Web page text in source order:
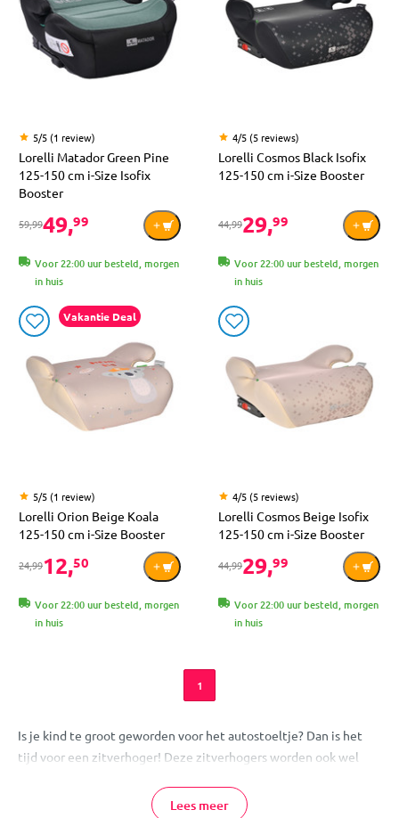
5/5 (1 review)
Lorelli Matador Green Pine
125-150 cm i-Size Isofix
Booster
59,9949,99
Voor 22:00 uur besteld, morgen
in huis
4/5 (5 reviews)
Lorelli Cosmos Black Isofix
125-150 cm i-Size Booster
44,9929,99
Voor 22:00 uur besteld, morgen
in huis
Vakantie Deal
5/5 (1 review)
Lorelli Orion Beige Koala
125-150 cm i-Size Booster
24,9912,50
Voor 22:00 uur besteld, morgen
in huis
4/5 (5 reviews)
Lorelli Cosmos Beige Isofix
125-150 cm i-Size Booster
44,9929,99
Voor 22:00 uur besteld, morgen
in huis
1
Is je kind te groot geworden voor het autostoeltje? Dan is het
tijd voor een zitverhoger! Deze zitverhogers worden ook wel
autostoel zijn er verschillen in comfort, bevestiging en
Lees meer